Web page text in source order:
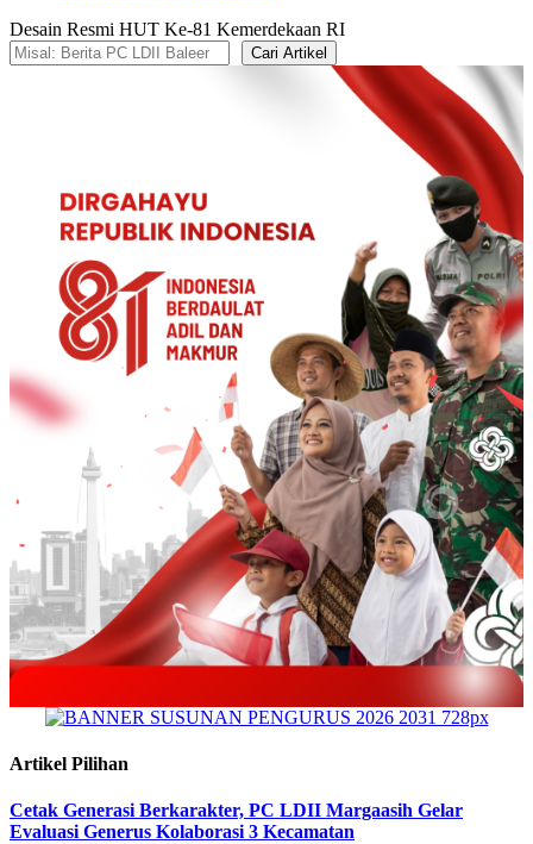
Desain Resmi HUT Ke-81 Kemerdekaan RI
Cari Artikel
Artikel Pilihan
Cetak Generasi Berkarakter, PC LDII Margaasih Gelar
Evaluasi Generus Kolaborasi 3 Kecamatan